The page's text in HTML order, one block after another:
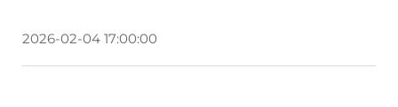
2026-02-04 17:00:00